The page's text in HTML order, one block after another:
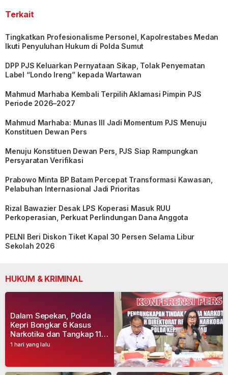
Terkait
Tingkatkan Profesionalisme Personel, Kapolrestabes Medan
Ikuti Penyuluhan Hukum di Polda Sumut
DPP PJS Keluarkan Pernyataan Sikap, Tolak Penyematan
Label “Londo Ireng” kepada Wartawan
Mahmud Marhaba Kembali Terpilih Aklamasi Pimpin PJS
Periode 2026–2027
Mahmud Marhaba: Munas III Jadi Momentum PJS Menuju
Konstituen Dewan Pers
Menuju Konstituen Dewan Pers, PJS Siap Rampungkan
Persyaratan Verifikasi
Prabowo Minta BP Batam Percepat Transformasi Kawasan,
Pelabuhan Internasional Jadi Prioritas
Rizal Bawazier Desak LPS Koperasi Masuk RUU
Perkoperasian, Perkuat Perlindungan Dana Anggota
PELNI Beri Diskon Tiket Kapal 30 Persen Selama Libur
Sekolah 2026
HUKUM & KRIMINAL
1 hari yang lalu
Dalam Sepekan, Polda
Kepri Bongkar 6 Kasus
Narkotika dan Tangkap 11
Tersangka